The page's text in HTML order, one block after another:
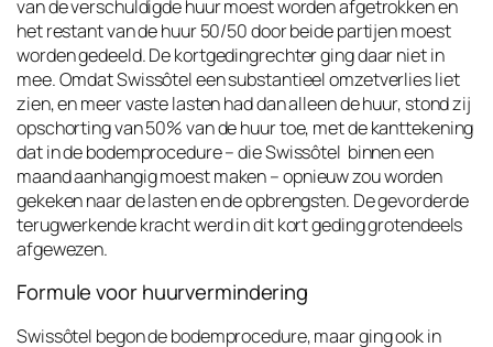
van de verschuldigde huur moest worden afgetrokken en
het restant van de huur 50/50 door beide partijen moest
worden gedeeld. De kortgedingrechter ging daar niet in
mee. Omdat Swissôtel een substantieel omzetverlies liet
zien, en meer vaste lasten had dan alleen de huur, stond zij
opschorting van 50% van de huur toe, met de kanttekening
dat in de bodemprocedure – die Swissôtel binnen een
maand aanhangig moest maken – opnieuw zou worden
gekeken naar de lasten en de opbrengsten. De gevorderde
terugwerkende kracht werd in dit kort geding grotendeels
afgewezen.
Formule voor huurvermindering
Swissôtel begon de bodemprocedure, maar ging ook in